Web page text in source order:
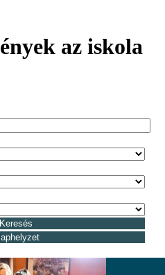
az iskola